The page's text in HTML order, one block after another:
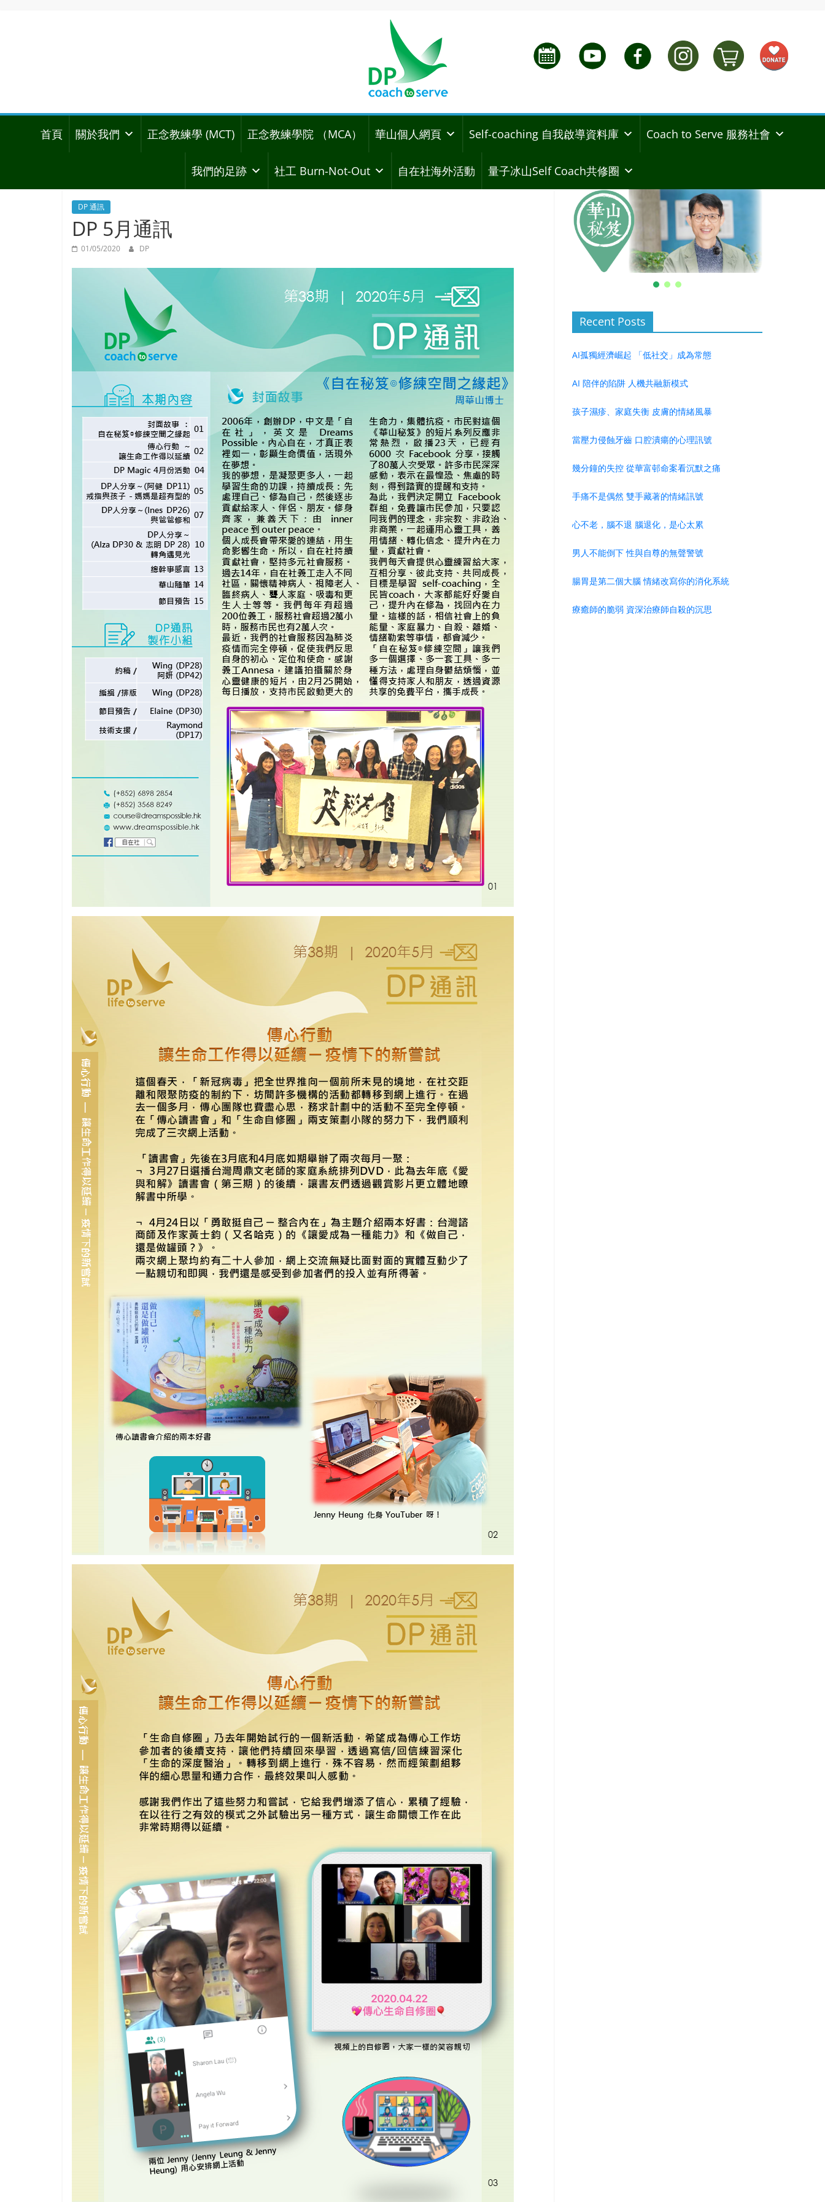
首頁 關於我們 正念教練學 (MCT) 正念教練學院 （MCA） 華山個人網頁 Self-coaching 自我啟導資料庫 Coach to Serve 服務社會
我們的足跡 社工 Burn-Not-Out 自在社海外活動 量子冰山Self Coach共修圈
DP 通訊
DP 5月通訊
01/05/2020 DP
Recent Posts
AI孤獨經濟崛起 「低社交」成為常態
AI 陪伴的陷阱 人機共融新模式
孩子濕疹、家庭失衡 皮膚的情緒風暴
當壓力侵蝕牙齒 口腔潰瘍的心理訊號
幾分鐘的失控 從華富邨命案看沉默之痛
手痛不是偶然 雙手藏著的情緒訊號
心不老，腦不退 腦退化，是心太累
男人不能倒下 性與自尊的無聲警號
腸胃是第二個大腦 情緒改寫你的消化系統
療癒師的脆弱 資深治療師自殺的沉思